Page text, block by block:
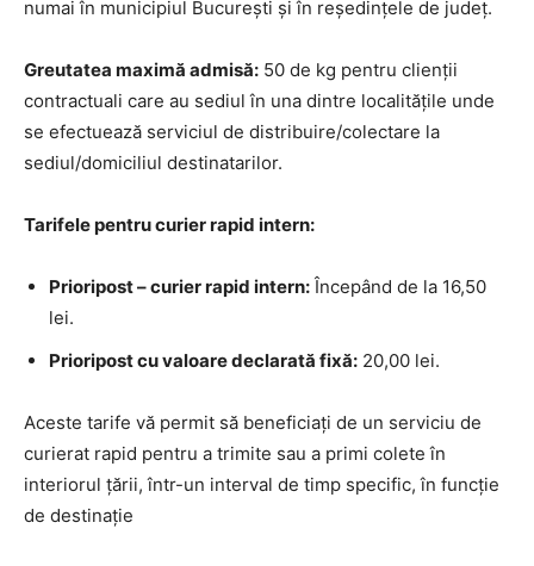
numai în municipiul București și în reședințele de județ.
Greutatea maximă admisă: 50 de kg pentru clienții
contractuali care au sediul în una dintre localitățile unde
se efectuează serviciul de distribuire/colectare la
sediul/domiciliul destinatarilor.
Tarifele pentru curier rapid intern:
Prioripost – curier rapid intern: Începând de la 16,50
lei.
Prioripost cu valoare declarată fixă: 20,00 lei.
Aceste tarife vă permit să beneficiați de un serviciu de
curierat rapid pentru a trimite sau a primi colete în
interiorul țării, într-un interval de timp specific, în funcție
de destinație